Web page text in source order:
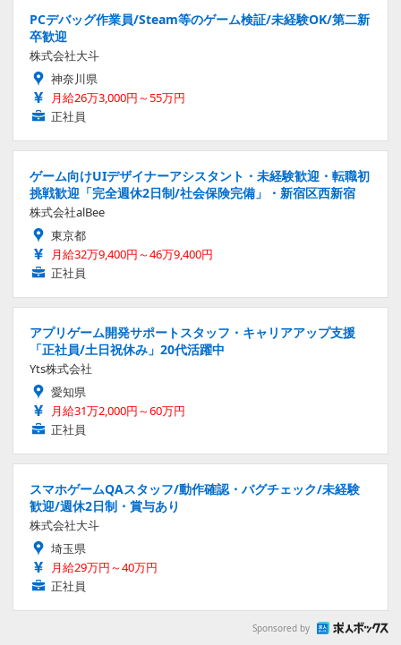
PCデバッグ作業員/Steam等のゲーム検証/未経験OK/第二新
卒歓迎
株式会社大斗
神奈川県
月給26万3,000円～55万円
正社員
ゲーム向けUIデザイナーアシスタント・未経験歓迎・転職初
挑戦歓迎「完全週休2日制/社会保険完備」・新宿区西新宿
株式会社alBee
東京都
月給32万9,400円～46万9,400円
正社員
アプリゲーム開発サポートスタッフ・キャリアアップ支援
「正社員/土日祝休み」20代活躍中
Yts株式会社
愛知県
月給31万2,000円～60万円
正社員
スマホゲームQAスタッフ/動作確認・バグチェック/未経験
歓迎/週休2日制・賞与あり
株式会社大斗
埼玉県
月給29万円～40万円
正社員
Sponsored by